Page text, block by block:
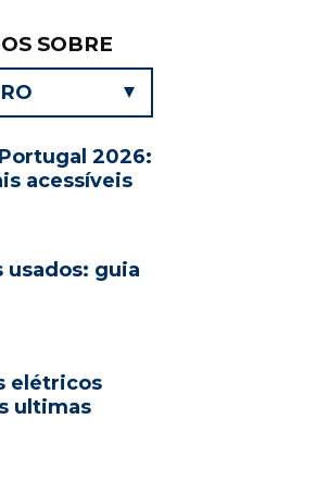
SOBRE
2026:
acessíveis
usados: guia
elétricos
ultimas